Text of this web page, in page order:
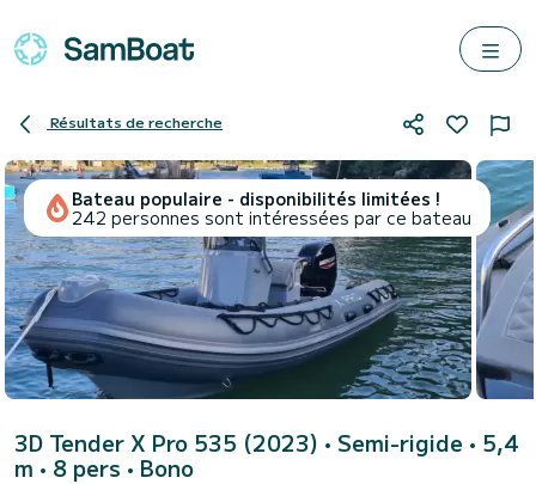
Résultats de recherche
Bateau populaire - disponibilités limitées !
242 personnes sont intéressées par ce bateau
3D Tender X Pro 535 (2023) • Semi-rigide • 5,4
m • 8 pers • Bono